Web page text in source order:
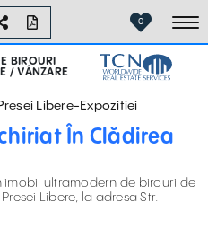
0
BIROURI
/ VÂNZARE
Libere-Expozitiei
În Clădirea
ultramodern de birouri de
Libere, la adresa Str.